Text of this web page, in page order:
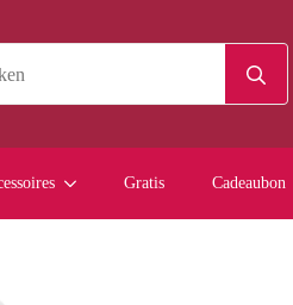
Gratis Cadeaubon